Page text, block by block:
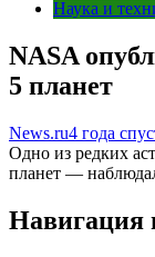
Наука и
NASA
5 планет
News.ru4 года
Одно из редких
планет —
Навигация